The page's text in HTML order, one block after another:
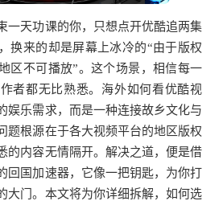
一天功课的你，只想点开优酷追两集
换来的却是屏幕上冰冷的“由于版权
区不可播放”。这个场景，相信每一
者都无比熟悉。海外如何看优酷视
娱乐需求，而是一种连接故乡文化与
题根源在于各大视频平台的地区版权
的内容无情隔开。解决之道，便是借
回国加速器，它像一把钥匙，为你打
大门。本文将为你详细拆解，如何选